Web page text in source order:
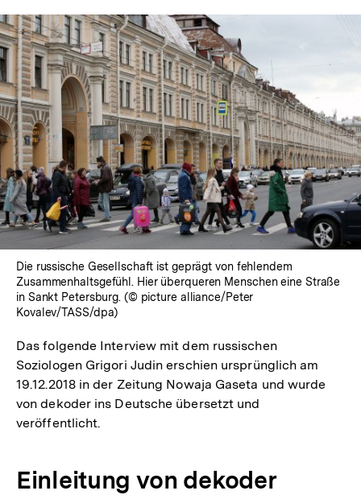
Die russische Gesellschaft ist geprägt von fehlendem
Zusammenhaltsgefühl. Hier überqueren Menschen eine Straße
in Sankt Petersburg. (© picture alliance/Peter
Kovalev/TASS/dpa)
Das folgende Interview mit dem russischen
Soziologen Grigori Judin erschien ursprünglich am
19.12.2018 in der Zeitung Nowaja Gaseta und wurde
von dekoder ins Deutsche übersetzt und
veröffentlicht.
Einleitung von dekoder